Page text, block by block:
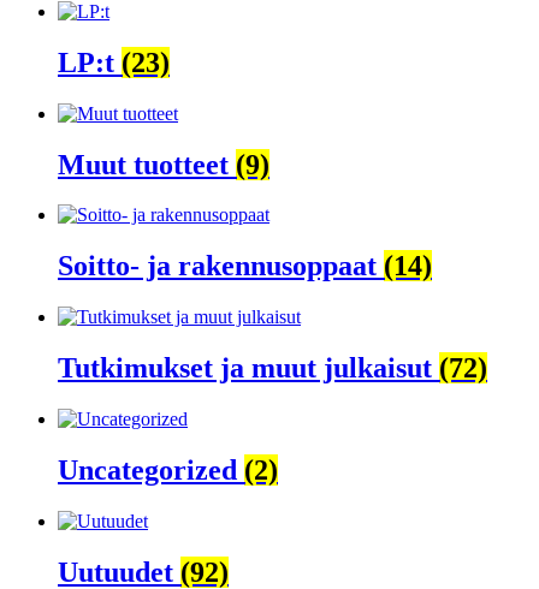
LP:t (23)
Muut tuotteet (9)
Soitto- ja rakennusoppaat (14)
Tutkimukset ja muut julkaisut (72)
Uncategorized (2)
Uutuudet (92)